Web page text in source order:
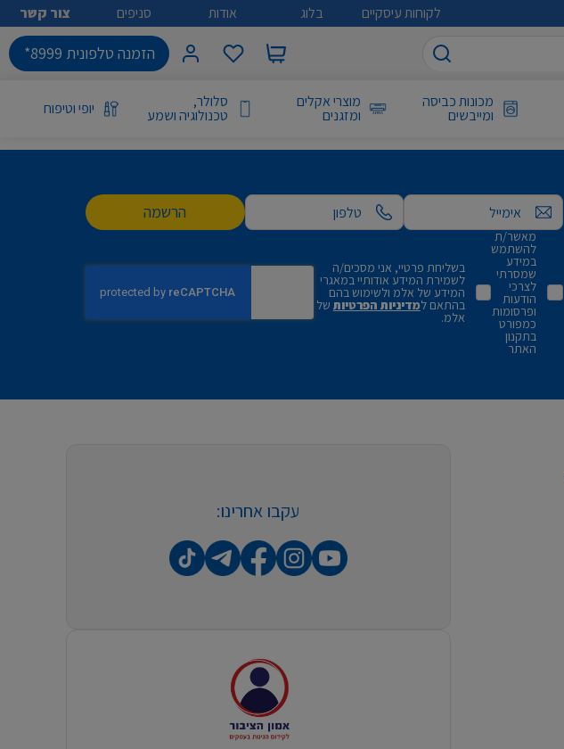
לקוחות עיסקיים בלוג אודות סניפים צור קשר
הזמנה טלפונית 8999*
מכונות כביסה
ומייבשים
מוצרי אקלים
ומזגנים
סלולר,
טכנולוגיה ושמע יופי וטיפוח
אימייל הרשמה
מאשר/ת
להשתמש
במידע
שמסרתי
לצרכי
הודעות
ופרסומות
כמפורט
בתקנון
האתר
בשליחת פרטיי, אני מסכים/ה
לשמירת המידע אודותיי במאגרי
המידע של אלמ ולשימוש בהם
בהתאם למדיניות הפרטיות של
אלמ.
עקבו אחרינו: